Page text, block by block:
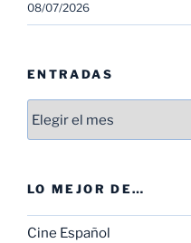
08/07/2026
ENTRADAS
LO MEJOR DE…
Cine Español